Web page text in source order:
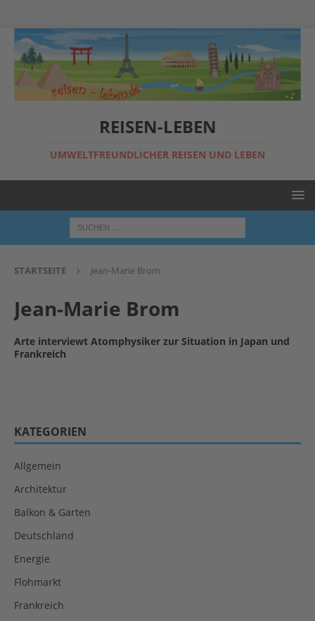
REISEN-LEBEN
UMWELTFREUNDLICHER REISEN UND LEBEN
STARTSEITE Jean-Marie Brom
Jean-Marie Brom
Arte interviewt Atomphysiker zur Situation in Japan und
Frankreich
KATEGORIEN
Allgemein
Architektur
Balkon & Garten
Deutschland
Energie
Flohmarkt
Frankreich